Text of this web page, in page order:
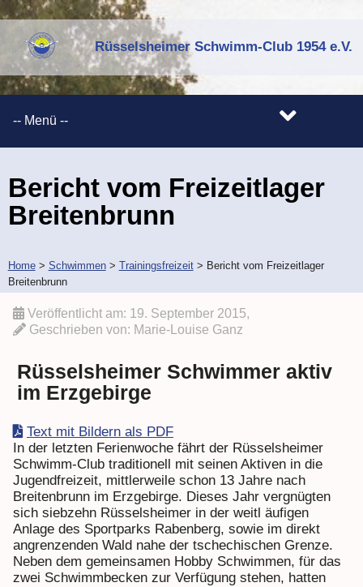
Rüsselsheimer Schwimm-Club 1954 e.V.
Bericht vom Freizeitlager
Breitenbrunn
Home> Schwimmen> Trainingsfreizeit> Bericht vom Freizeitlager
Breitenbrunn
Veröffentlicht am: 19. September 2015,
Geschrieben von: Marie-Louise Ganz
Rüsselsheimer Schwimmer aktiv
im Erzgebirge
Text mit Bildern als PDF
In der letzten Ferienwoche fährt der Rüsselsheimer
Schwimm-Club traditionell mit seinen Aktiven in die
Jugendfreizeit, mittlerweile schon 13 Jahre nach
Breitenbrunn im Erzgebirge. Dieses Jahr vergnügten
sich siebzehn Rüsselsheimer in der weitl äufigen
Anlage des Sportparks Rabenberg, sowie im direkt
angrenzenden Wald nahe der tschechischen Grenze.
Neben dem gemeinsamen Hobby Schwimmen, für das
zwei Schwimmbecken zur Verfügung stehen, hatten